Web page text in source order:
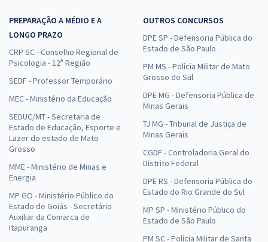
PREPARAÇÃO A MÉDIO E A
LONGO PRAZO
CRP SC - Conselho Regional de
Psicologia - 12ª Região
SEDF - Professor Temporário
MEC - Ministério da Educação
SEDUC/MT - Secretaria de
Estado de Educação, Esporte e
Lazer do estado de Mato
Grosso
MME - Ministério de Minas e
Energia
MP GO - Ministério Público do
Estado de Goiás - Secretário
Auxiliar da Comarca de
Itapuranga
OUTROS CONCURSOS
DPE SP - Defensoria Pública do
Estado de São Paulo
PM MS - Polícia Militar de Mato
Grosso do Sul
DPE MG - Defensoria Pública de
Minas Gerais
TJ MG - Tribunal de Justiça de
Minas Gerais
CGDF - Controladoria Geral do
Distrito Federal
DPE RS - Defensoria Pública do
Estado do Rio Grande do Sul
MP SP - Ministério Público do
Estado de São Paulo
PM SC - Polícia Militar de Santa